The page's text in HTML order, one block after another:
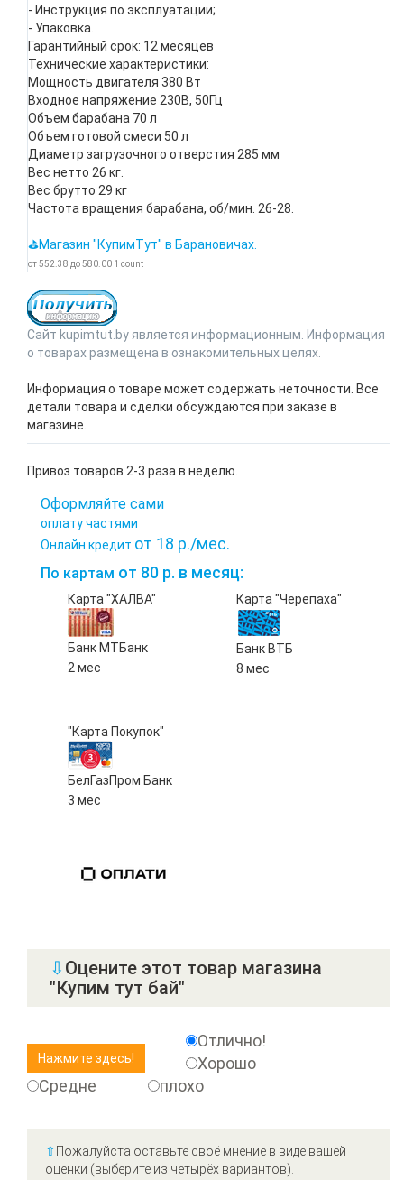
- Инструкция по эксплуатации;
- Упаковка.
Гарантийный срок: 12 месяцев
Технические характеристики:
Мощность двигателя 380 Вт
Входное напряжение 230В, 50Гц
Объем барабана 70 л
Объем готовой смеси 50 л
Диаметр загрузочного отверстия 285 мм
Вес нетто 26 кг.
Вес брутто 29 кг
Частота вращения барабана, об/мин. 26-28.
⛳Магазин "КупимТут" в Барановичах.
от552.38 до580.00 1 count
Сайт kupimtut.by является информационным. Информация
о товарах размещена в ознакомительных целях.
Информация о товаре может содержать неточности. Все
детали товара и сделки обсуждаются при заказе в
магазине.
Привоз товаров 2-3 раза в неделю.
Оформляйте сами
оплату частями
Онлайн кредит от 18 р./мес.
По картам от 80 р. в месяц:
Карта "ХАЛВА"
Банк МТБанк
2 мес
Карта "Черепаха"
Банк ВТБ
8 мес
"Карта Покупок"
БелГазПром Банк
3 мес
⇩ Оцените этот товар магазина
"Купим тут бай"
Отлично!
Хорошо
Средне
плохо
⇧ Пожалуйста оставьте своё мнение в виде вашей
оценки (выберите из четырёх вариантов).